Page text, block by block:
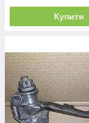
Купити